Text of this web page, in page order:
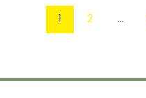
1 2 …